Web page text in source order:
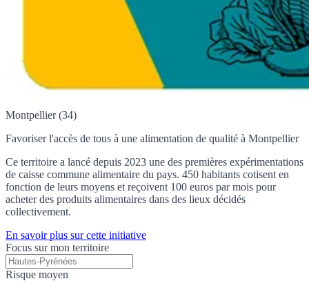
Montpellier (34)
Favoriser l'accès de tous à une alimentation de qualité à Montpellier
Ce territoire a lancé depuis 2023 une des premières expérimentations
de caisse commune alimentaire du pays. 450 habitants cotisent en
fonction de leurs moyens et reçoivent 100 euros par mois pour
acheter des produits alimentaires dans des lieux décidés
collectivement.
En savoir plus sur cette initiative
Focus sur mon territoire
Risque moyen